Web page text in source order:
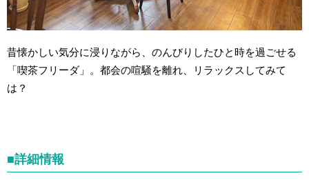
昔懐かしい気分に浸りながら、のんびりしたひと時を過ごせる
「喫茶フリーダ」。都会の喧騒を離れ、リラックスしてみて
は？
■詳細情報